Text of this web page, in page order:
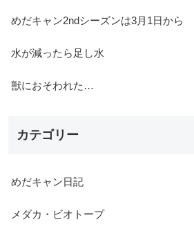
めだキャン2ndシーズンは3月1日から
水が減ったら足し水
獣におそわれた…
カテゴリー
めだキャン日記
メダカ・ビオトープ